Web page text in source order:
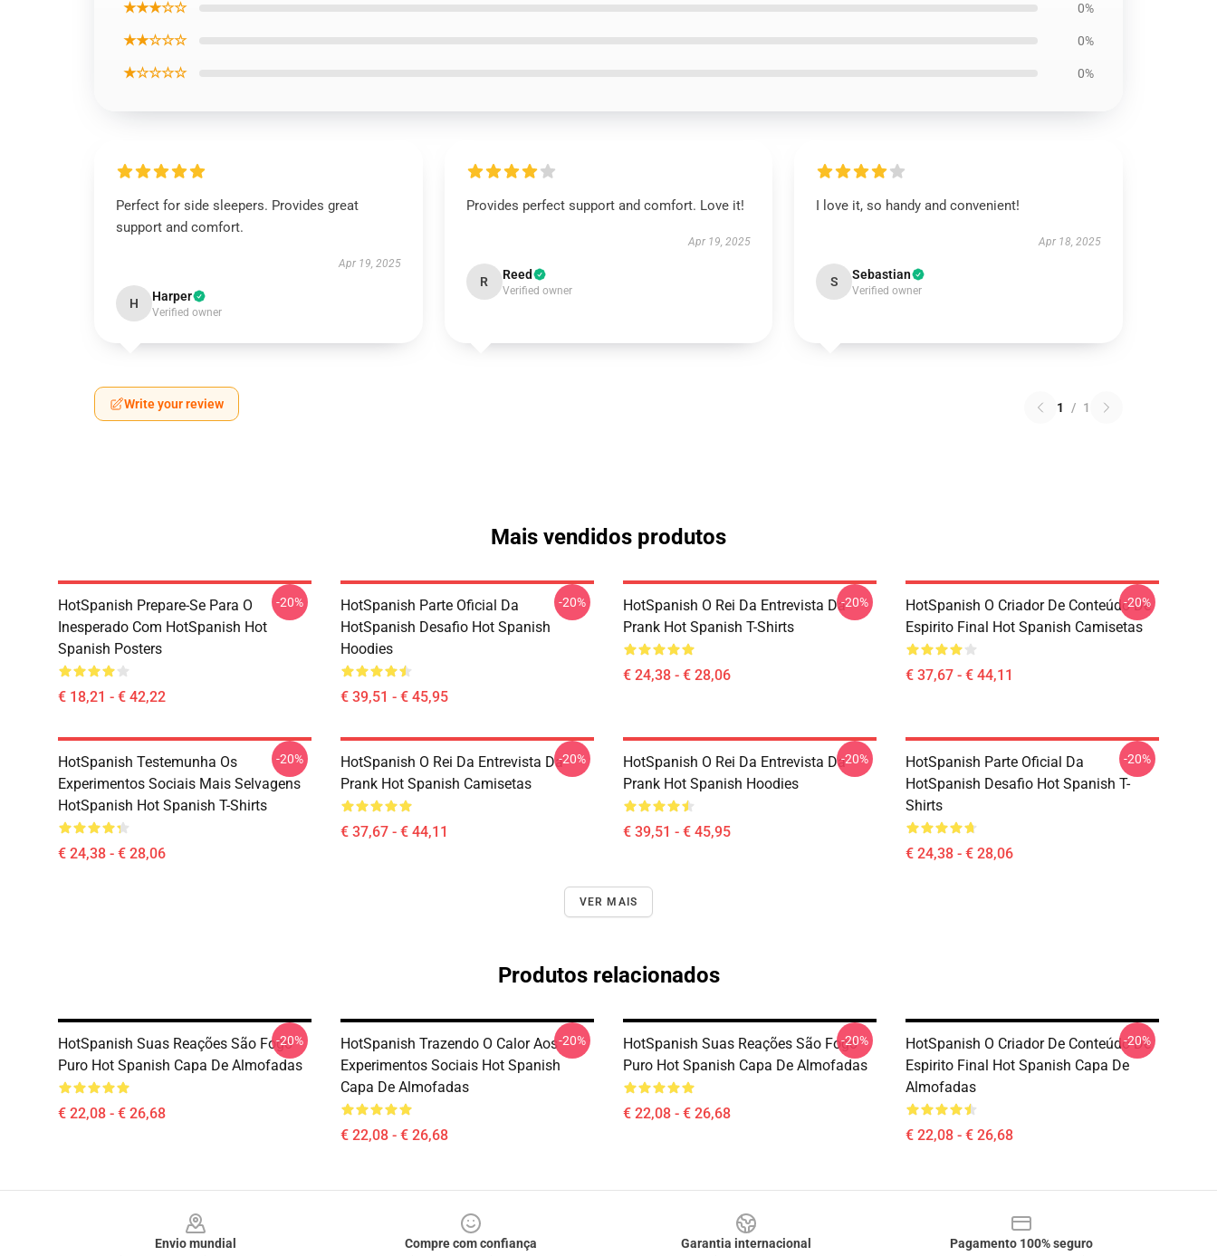
★★★☆☆ 0%
★★☆☆☆ 0%
★☆☆☆☆ 0%
Perfect for side sleepers. Provides great
support and comfort.
Apr 19, 2025
H Harper
Verified owner
Provides perfect support and comfort. Love it!
Apr 19, 2025
R Reed
Verified owner
I love it, so handy and convenient!
Apr 18, 2025
S Sebastian
Verified owner
Write your review 1 / 1
Mais vendidos produtos
HotSpanish Prepare-Se Para O
Inesperado Com HotSpanish Hot
Spanish Posters
€ 18,21 - € 42,22
-20%
HotSpanish Parte Oficial Da
HotSpanish Desafio Hot Spanish
Hoodies
€ 39,51 - € 45,95
-20%
HotSpanish O Rei Da Entrevista Da
Prank Hot Spanish T-Shirts
€ 24,38 - € 28,06
-20%
HotSpanish O Criador De Conteúdo De
Espirito Final Hot Spanish Camisetas
€ 37,67 - € 44,11
-20%
HotSpanish Testemunha Os
Experimentos Sociais Mais Selvagens
HotSpanish Hot Spanish T-Shirts
€ 24,38 - € 28,06
-20%
HotSpanish O Rei Da Entrevista Da
Prank Hot Spanish Camisetas
€ 37,67 - € 44,11
-20%
HotSpanish O Rei Da Entrevista Da
Prank Hot Spanish Hoodies
€ 39,51 - € 45,95
-20%
HotSpanish Parte Oficial Da
HotSpanish Desafio Hot Spanish T-
Shirts
€ 24,38 - € 28,06
-20%
VER MAIS
Produtos relacionados
HotSpanish Suas Reações São Fogo
Puro Hot Spanish Capa De Almofadas
€ 22,08 - € 26,68
-20%
HotSpanish Trazendo O Calor Aos
Experimentos Sociais Hot Spanish
Capa De Almofadas
€ 22,08 - € 26,68
-20%
HotSpanish Suas Reações São Fogo
Puro Hot Spanish Capa De Almofadas
€ 22,08 - € 26,68
-20%
HotSpanish O Criador De Conteúdo De
Espirito Final Hot Spanish Capa De
Almofadas
€ 22,08 - € 26,68
-20%
Envio mundial
Compre com confiança
Garantia internacional
Pagamento 100% seguro